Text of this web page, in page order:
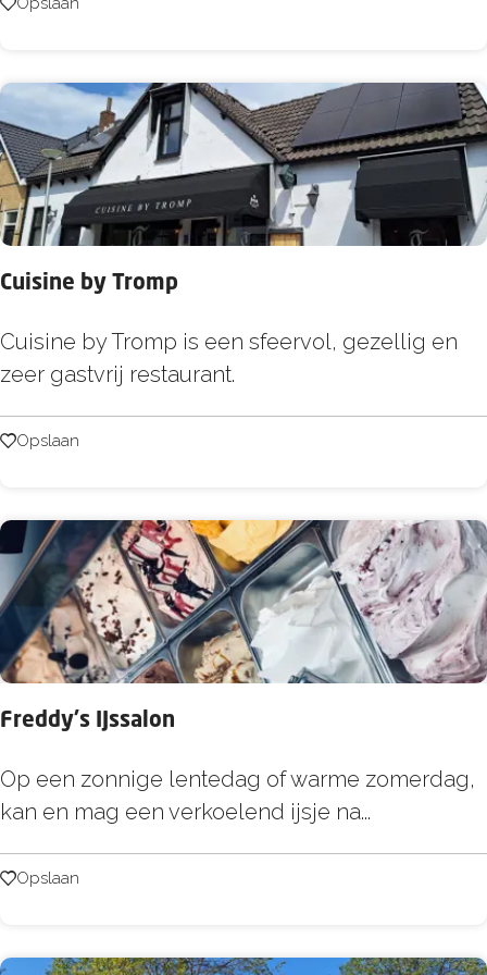
:
H
e
e
n
l
i
-
t
i
d
e
h
a
e
n
Cuisine by Tromp
C
u
s
e
y
r
m
p
Cuisine by Tromp is een sfeervol, gezellig en
zeer gastvrij restaurant.
Opslaan
Opslaan
Freddy's IJssalon
F
r
d
Op een zonnige lentedag of warme zomerdag,
kan en mag een verkoelend ijsje na...
Opslaan
Opslaan